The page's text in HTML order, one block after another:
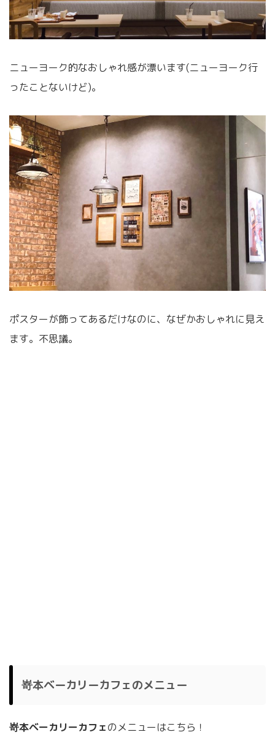
ニューヨーク的なおしゃれ感が漂います(ニューヨーク行
ったことないけど)。
ポスターが飾ってあるだけなのに、なぜかおしゃれに見え
ます。不思議。
嵜本ベーカリーカフェのメニュー
嵜本ベーカリーカフェのメニューはこちら！